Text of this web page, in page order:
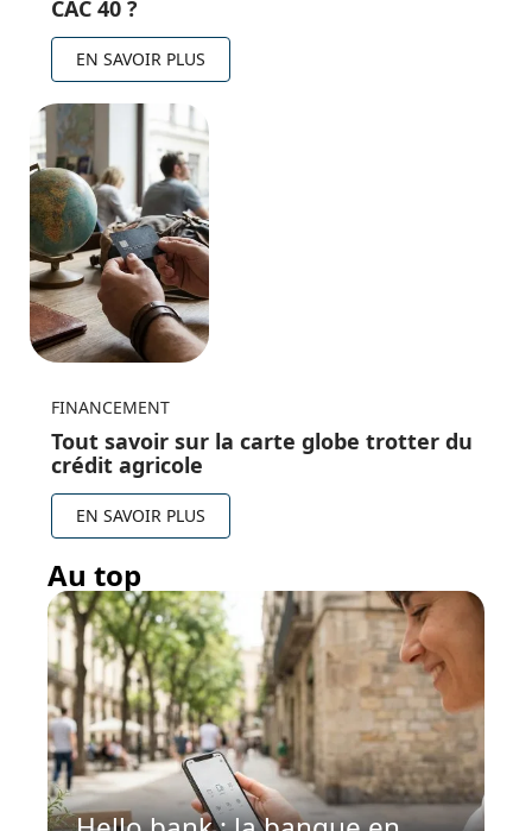
CAC 40 ?
EN SAVOIR PLUS
FINANCEMENT
Tout savoir sur la carte globe trotter du
crédit agricole
EN SAVOIR PLUS
Au top